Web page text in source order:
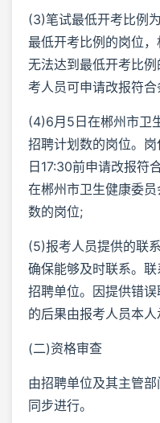
(3)笔试最低开考比例
最低开考比例的岗位
无法达到最低开考比
考人员可申请改报符
(4)6月5日在郴州市卫
招聘计划数的岗位。
日17:30前申请改报符
在郴州市卫生健康委
数的岗位;
(5)报考人员提供的联
确保能够及时联系。
招聘单位。因提供错
的后果由报考人员本人
(二)资格审查
由招聘单位及其主管
同步进行。